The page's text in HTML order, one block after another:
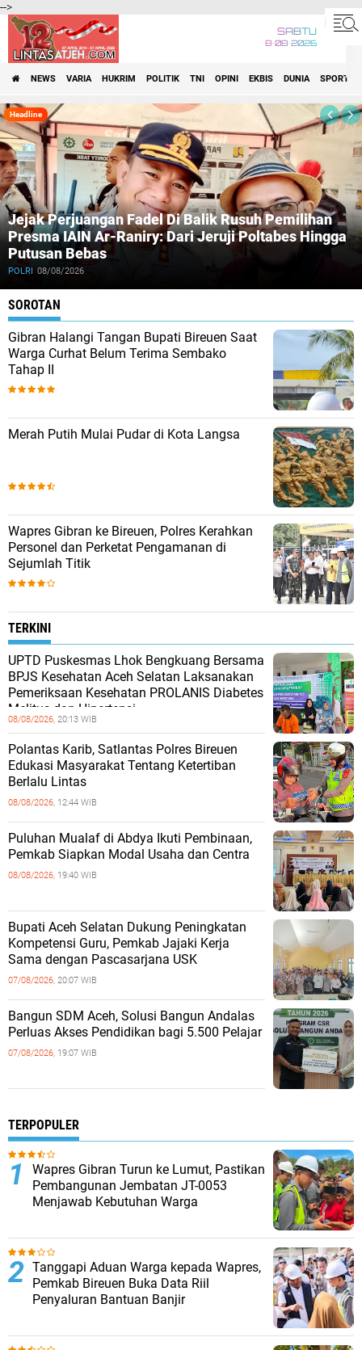
-->
SABTU
8•08•2026
NEWS VARIA HUKRIM POLITIK TNI OPINI EKBIS DUNIA SPORT
Headline
Jejak Perjuangan Fadel Di Balik Rusuh Pemilihan
Presma IAIN Ar-Raniry: Dari Jeruji Poltabes Hingga
Putusan Bebas
POLRI 08/08/2026
SOROTAN
Gibran Halangi Tangan Bupati Bireuen Saat
Warga Curhat Belum Terima Sembako
Tahap II
Merah Putih Mulai Pudar di Kota Langsa
Wapres Gibran ke Bireuen, Polres Kerahkan
Personel dan Perketat Pengamanan di
Sejumlah Titik
TERKINI
UPTD Puskesmas Lhok Bengkuang Bersama
BPJS Kesehatan Aceh Selatan Laksanakan
Pemeriksaan Kesehatan PROLANIS Diabetes
Melitus dan Hipertensi
08/08/2026, 20:13 WIB
Polantas Karib, Satlantas Polres Bireuen
Edukasi Masyarakat Tentang Ketertiban
Berlalu Lintas
08/08/2026, 12:44 WIB
Puluhan Mualaf di Abdya Ikuti Pembinaan,
Pemkab Siapkan Modal Usaha dan Centra
08/08/2026, 19:40 WIB
Bupati Aceh Selatan Dukung Peningkatan
Kompetensi Guru, Pemkab Jajaki Kerja
Sama dengan Pascasarjana USK
07/08/2026, 20:07 WIB
‎Bangun SDM Aceh, Solusi Bangun Andalas
Perluas Akses Pendidikan bagi 5.500 Pelajar ‎
07/08/2026, 19:07 WIB
TERPOPULER
Wapres Gibran Turun ke Lumut, Pastikan
Pembangunan Jembatan JT-0053
Menjawab Kebutuhan Warga
Tanggapi Aduan Warga kepada Wapres,
Pemkab Bireuen Buka Data Riil
Penyaluran Bantuan Banjir